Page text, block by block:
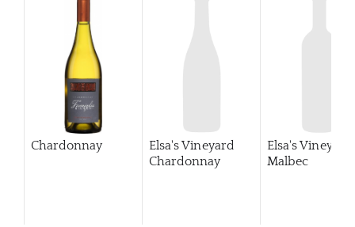
Chardonnay
Elsa's Vineyard
Chardonnay
Elsa's Vineyard
Malbec